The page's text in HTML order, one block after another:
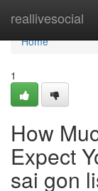
reallivesocial
Home
Home
1
How
Expect
sai gon